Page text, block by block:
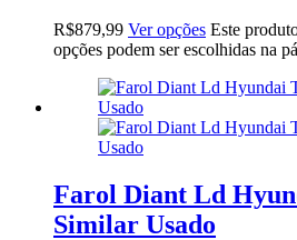
R$879,99 Ver opções Este
opções podem ser escolhidas na
Farol Diant Ld
Similar Usado